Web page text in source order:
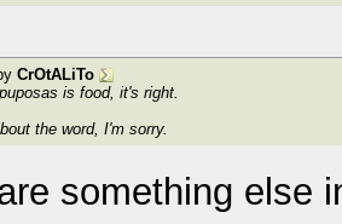
CrOtALiTo
is food, it's right.
the word, I'm sorry.
something else